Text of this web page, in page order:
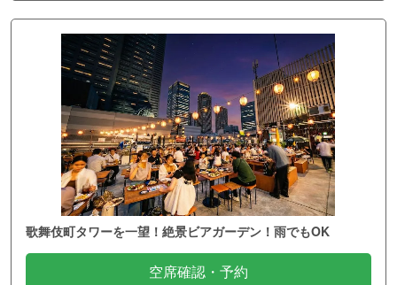
歌舞伎町タワーを一望！絶景ビアガーデン！雨でもOK
空席確認・予約